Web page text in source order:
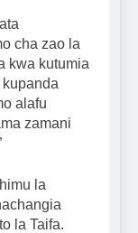
cha zao la
kwa kutumia
alafu
zamani
la
la Taifa.